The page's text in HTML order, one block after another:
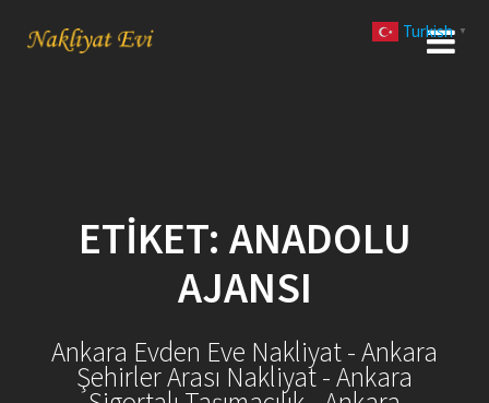
ETIKET: ANADOLU
AJANSI
Ankara Evden Eve Nakliyat - Ankara
Şehirler Arası Nakliyat - Ankara
Turkish ▼